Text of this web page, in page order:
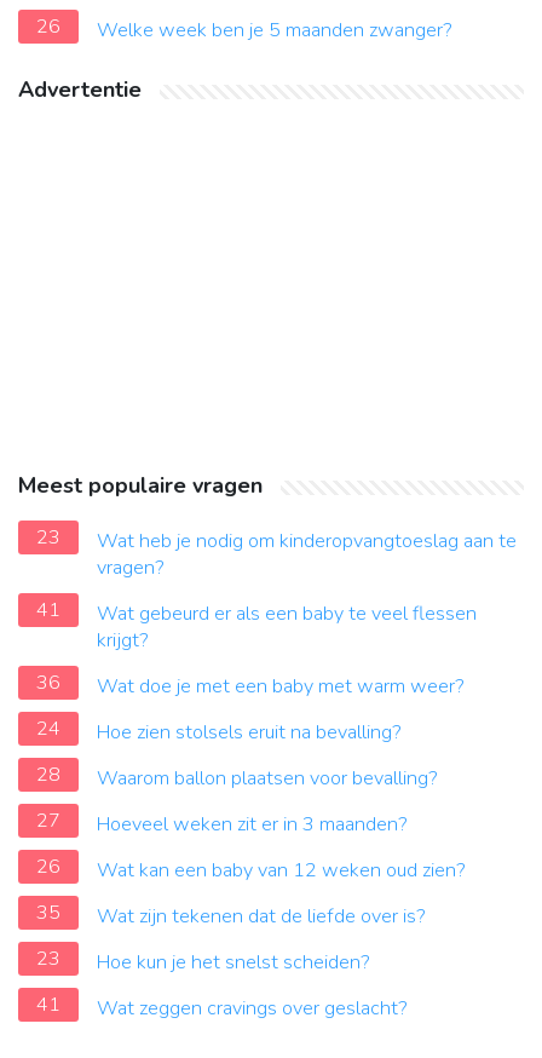
26
Welke week ben je 5 maanden zwanger?
Advertentie
Meest populaire vragen
23
Wat heb je nodig om kinderopvangtoeslag aan te
vragen?
41
Wat gebeurd er als een baby te veel flessen
krijgt?
36
Wat doe je met een baby met warm weer?
24
Hoe zien stolsels eruit na bevalling?
28
Waarom ballon plaatsen voor bevalling?
27
Hoeveel weken zit er in 3 maanden?
26
Wat kan een baby van 12 weken oud zien?
35
Wat zijn tekenen dat de liefde over is?
23
Hoe kun je het snelst scheiden?
41
Wat zeggen cravings over geslacht?